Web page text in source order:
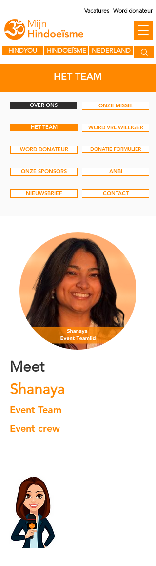
HINDOEÏSME
HINDYOU NEDERLAND
Vacatures Word donateur
HET TEAM
OVER ONS ONZE MISSIE
HET TEAM WORD VRIJWILLIGER
WORD DONATEUR DONATIE FORMULIER
ONZE SPONSORS ANBI
NIEUWSBRIEF CONTACT
Meet
Shanaya
Event Team
Event crew